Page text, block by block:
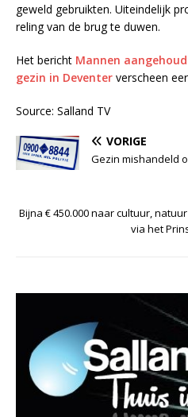
geweld gebruikten. Uiteindelijk
reling van de brug te duwen.
Het bericht Mannen
gezin in Deventer verscheen
Source: Salland TV
VORIGE
Gezin mishandeld
Bijna € 450.000 naar cultuur,
via het